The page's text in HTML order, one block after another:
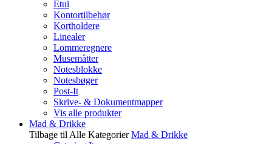
Etui
Kontortilbehør
Kortholdere
Linealer
Lommeregnere
Musemåtter
Notesblokke
Notesbøger
Post-It
Skrive- & Dokumentmapper
Vis alle produkter
Mad & Drikke
Tilbage til Alle Kategorier Mad & Drikke